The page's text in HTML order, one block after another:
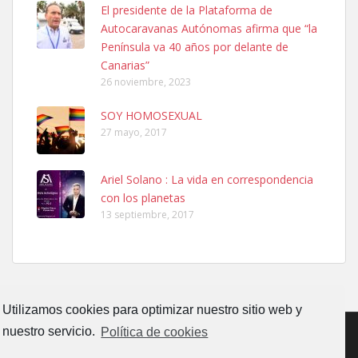
Utilizamos cookies para optimizar nuestro sitio web y
nuestro servicio. Política de cookies
PERRO MACHO RAZA SHIBA CON MICROCHIP PERDIDO HOY
06/07/2025 ZONA MESA Y LOPEZ. ES MUY ASUSTADIZO
Leales.org » Gran Canaria
6.7.2025
Ninfa perdida
El día 5 se los perdió una ninfa papillera, asustada tiene miedo a la
calle, se perdió por la zon...
El presidente de la Plataforma de
Autocaravanas Autónomas afirma que “la
Península va 40 años por delante de
Canarias”
26 noviembre, 2023
SOY HOMOSEXUAL
27 mayo, 2017
Ariel Solano : La vida en correspondencia
con los planetas
13 septiembre, 2017